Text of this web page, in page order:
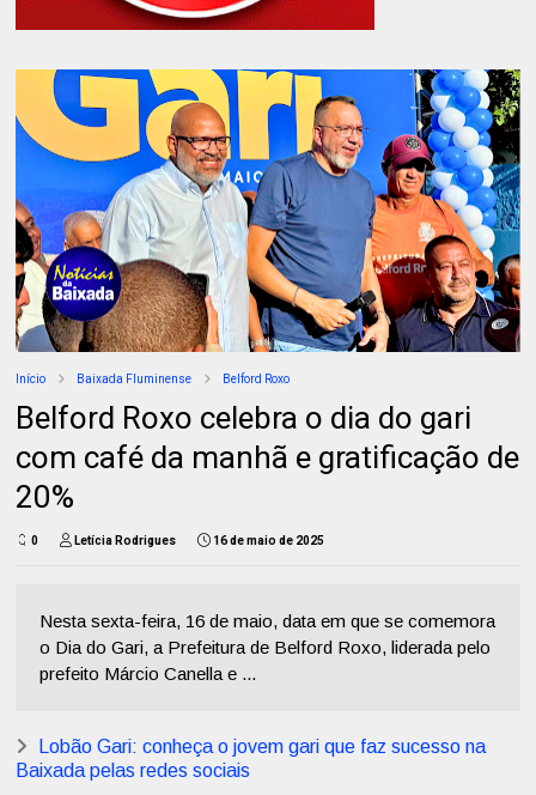
Início Baixada Fluminense Belford Roxo
Belford Roxo celebra o dia do gari
com café da manhã e gratificação de
20%
0 Letícia Rodrigues 16 de maio de 2025
Nesta sexta-feira, 16 de maio, data em que se comemora
o Dia do Gari, a Prefeitura de Belford Roxo, liderada pelo
prefeito Márcio Canella e ...
Lobão Gari: conheça o jovem gari que faz sucesso na
Baixada pelas redes sociais